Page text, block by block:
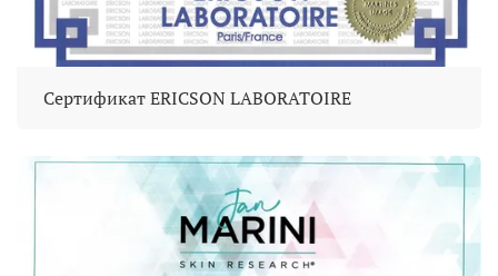
Сертификат ERICSON LABORATOIRE